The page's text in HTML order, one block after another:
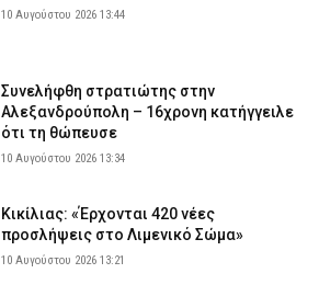
10 Αυγούστου 2026 13:44
Συνελήφθη στρατιώτης στην
Αλεξανδρούπολη – 16χρονη κατήγγειλε
ότι τη θώπευσε
10 Αυγούστου 2026 13:34
Κικίλιας: «Έρχονται 420 νέες
προσλήψεις στο Λιμενικό Σώμα»
10 Αυγούστου 2026 13:21